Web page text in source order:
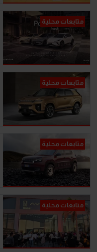
متابعات محلية
متابعات محلية
متابعات محلية
متابعات محلية